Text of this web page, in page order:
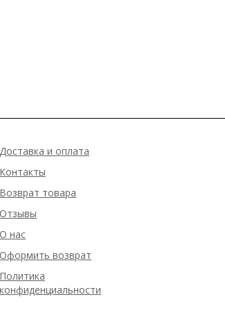
Доставка и оплата
Контакты
Возврат товара
Отзывы
О нас
Оформить возврат
Политика
конфиденциальности